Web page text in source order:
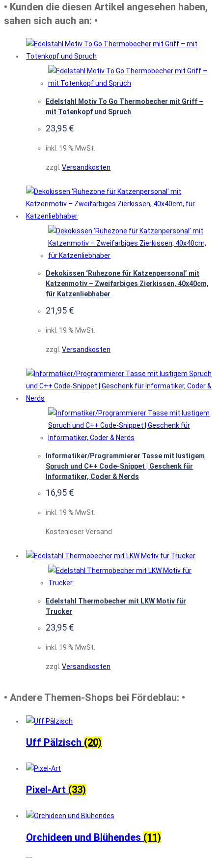
• Kunden die diesen Artikel angesehen haben,
sahen sich auch an: •
Edelstahl Motiv To Go Thermobecher mit Griff –
mit Totenkopf und Spruch
23,95 €
inkl. 19 % MwSt.
zzgl. Versandkosten
Dekokissen ‘Ruhezone für Katzenpersonal’ mit
Katzenmotiv – Zweifarbiges Zierkissen, 40x40cm,
für Katzenliebhaber
21,95 €
inkl. 19 % MwSt.
zzgl. Versandkosten
Informatiker/Programmierer Tasse mit lustigem
Spruch und C++ Code-Snippet | Geschenk für
Informatiker, Coder & Nerds
16,95 €
inkl. 19 % MwSt.
Kostenloser Versand
Edelstahl Thermobecher mit LKW Motiv für
Trucker
23,95 €
inkl. 19 % MwSt.
zzgl. Versandkosten
• Andere Themen-Shops bei Fördeblau: •
Uff Pälzisch (20)
Pixel-Art (33)
Orchideen und Blühendes (11)